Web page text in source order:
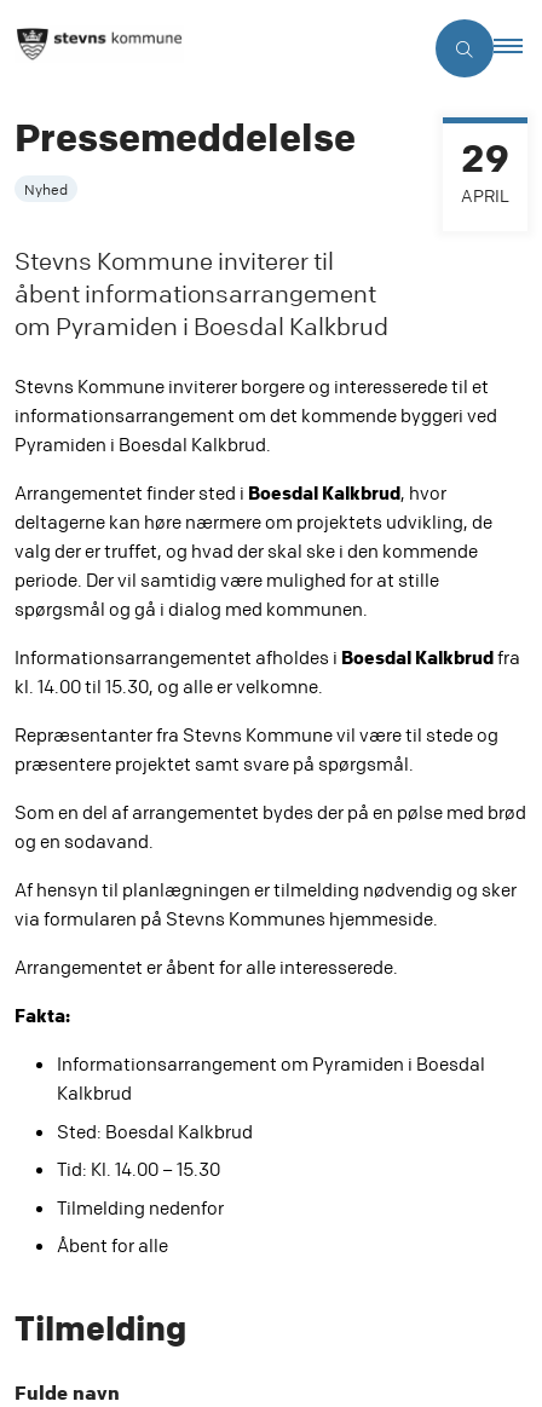
Pressemeddelelse 29
APRIL
Nyhed
Stevns Kommune inviterer til
åbent informationsarrangement
om Pyramiden i Boesdal Kalkbrud
Stevns Kommune inviterer borgere og interesserede til et
informationsarrangement om det kommende byggeri ved
Pyramiden i Boesdal Kalkbrud.
Arrangementet finder sted i Boesdal Kalkbrud, hvor
deltagerne kan høre nærmere om projektets udvikling, de
valg der er truffet, og hvad der skal ske i den kommende
periode. Der vil samtidig være mulighed for at stille
spørgsmål og gå i dialog med kommunen.
Informationsarrangementet afholdes i Boesdal Kalkbrudfra
kl. 14.00 til 15.30, og alle er velkomne.
Repræsentanter fra Stevns Kommune vil være til stede og
præsentere projektet samt svare på spørgsmål.
Som en del af arrangementet bydes der på en pølse med brød
og en sodavand.
Af hensyn til planlægningen er tilmelding nødvendig og sker
via formularen på Stevns Kommunes hjemmeside.
Arrangementet er åbent for alle interesserede.
Fakta:
Informationsarrangement om Pyramiden i Boesdal
Kalkbrud
Sted: Boesdal Kalkbrud
Tid: Kl. 14.00 – 15.30
Tilmelding nedenfor
Åbent for alle
Tilmelding
Fulde navn